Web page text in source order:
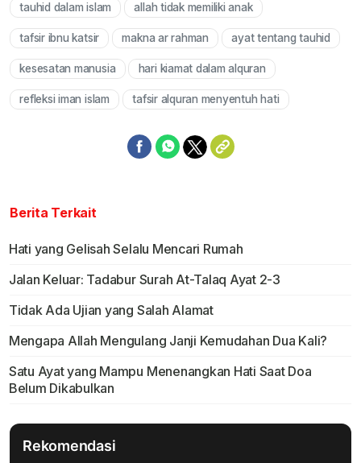
tauhid dalam islam allah tidak memiliki anak
tafsir ibnu katsir makna ar rahman ayat tentang tauhid
kesesatan manusia hari kiamat dalam alquran
refleksi iman islam tafsir alquran menyentuh hati
Berita Terkait
Hati yang Gelisah Selalu Mencari Rumah
Jalan Keluar: Tadabur Surah At-Talaq Ayat 2-3
Tidak Ada Ujian yang Salah Alamat
Mengapa Allah Mengulang Janji Kemudahan Dua Kali?
Satu Ayat yang Mampu Menenangkan Hati Saat Doa
Belum Dikabulkan
Rekomendasi